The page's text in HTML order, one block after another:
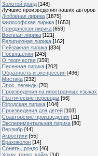
Золотой фонд [148]
Лучшие произведения наших авторов
Любовная лирика [1875]
Философская лирика [1653]
Гражданская лирика [659]
Военная лирика [121]
Религиозная лирика [162]
Пейзажная лирика [834]
Посвящения [243]
О творчестве [159]
Песенная лирика [202]
Образность и экспрессия [496]
Мистика [232]
Эпос, легенды [70]
Произведения на иностранных языках
Поэтические переводы [56]
Городская лирика [104]
Произведения для детей [103]
Соавторские произведения [11]
Экспериментальная лирика [80]
Верлибр [44]
Акростихи [55]
Брахиколон [14]
Сонеты, рондо [46]
Хокку, танка, хайку [14]